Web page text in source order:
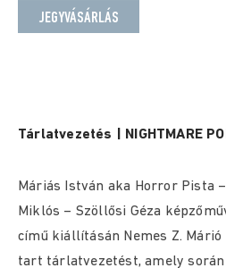
JEGYVÁSÁRLÁS
Tárlatvezetés | NIGHTMARE
Máriás István aka Horror Pista
Miklós – Szöllősi Géza
című kiállításán Nemes Z.
tart tárlatvezetést, amely